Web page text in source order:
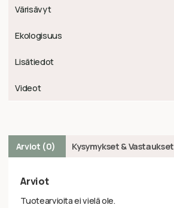
Värisävyt
Ekologisuus
Lisätiedot
Videot
Arviot (0) Kysymykset & Vastaukset
Arviot
Tuotearvioita ei vielä ole.